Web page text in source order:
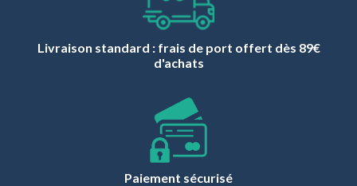
Livraison standard : frais de port offert dès 89€
d'achats
Paiement sécurisé